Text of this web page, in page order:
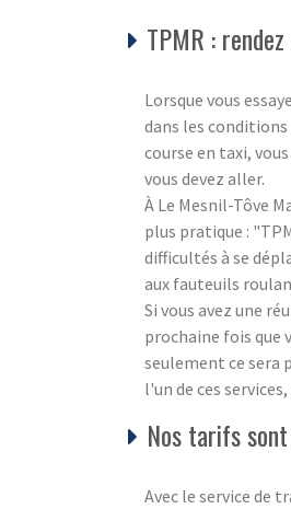
TPMR :
Lorsque vous
dans les
course en taxi,
vous devez aller.
À Le Mesnil-Tôve
plus pratique :
difficultés à se
aux fauteuils
Si vous avez une
prochaine fois que
seulement ce sera
l'un de ces
Nos tarifs
Avec le service de